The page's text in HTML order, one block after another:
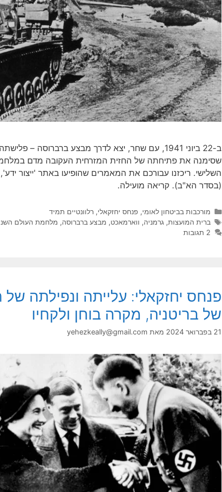
ב-22 ביוני 1941, עם שחר, יצא לדרך מבצע ברברוסה –
שסימנה את פתיחתה של החזית המזרחית העקובה מדם
השלישי. ריכזנו עבורכם את המאמרים שהופיעו באתר 'ייצור
(בסדר הא"ב). קריאה מועילה.
קטגוריות
מורכבות בביטחון לאומי, פנחס יחזקאלי, רלוונטיים תמיד
תגיות
ברית המועצות, גרמניה, ווארמאכט, מבצע ברברוסה, מלחמת העולם
2 תגובות
פנחס יחזקאלי: עלייתה ונפילתה
של בריטניה, מקרה בוחן ולקחיו
21 בפברואר 2024 מאת yehezkeally@gmail.com